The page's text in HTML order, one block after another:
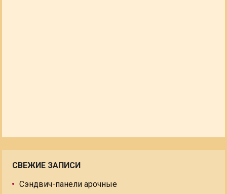
СВЕЖИЕ ЗАПИСИ
Сэндвич-панели арочные